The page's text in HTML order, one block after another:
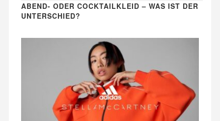
ABEND- ODER COCKTAILKLEID – WAS IST DER
UNTERSCHIED?